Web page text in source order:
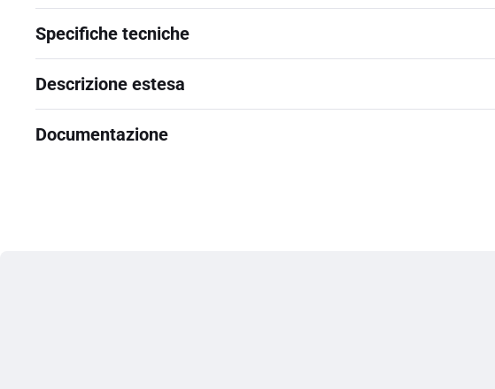
Specifiche tecniche
Descrizione estesa
Documentazione